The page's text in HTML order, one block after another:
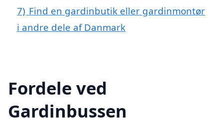
7) Find en gardinbutik eller gardinmontør
i andre dele af Danmark
Fordele ved
Gardinbussen